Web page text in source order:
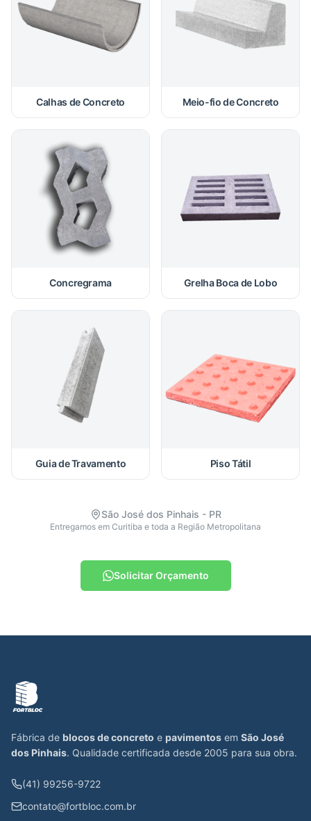
Calhas de Concreto Meio-fio de Concreto
Concregrama Grelha Boca de Lobo
Guia de Travamento Piso Tátil
São José dos Pinhais - PR
Entregamos em Curitiba e toda a Região Metropolitana
Solicitar Orçamento
Fábrica de blocos de concreto e pavimentos em São José
dos Pinhais. Qualidade certificada desde 2005 para sua obra.
(41) 99256-9722
contato@fortbloc.com.br